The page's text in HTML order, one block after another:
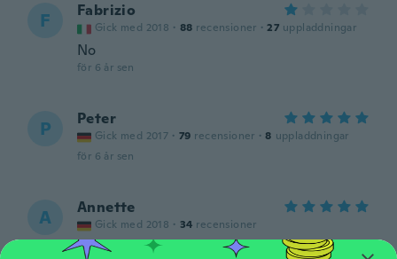
F Fabrizio
Gick med 2018 · 88 recensioner · 27 uppladdningar
No
för 6 år sen
P Peter
Gick med 2017 · 79 recensioner · 8 uppladdningar
för 6 år sen
A Annette
Gick med 2018 · 34 recensioner
Super !